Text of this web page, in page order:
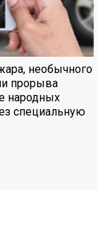
необычного
прорыва
народных
специальную